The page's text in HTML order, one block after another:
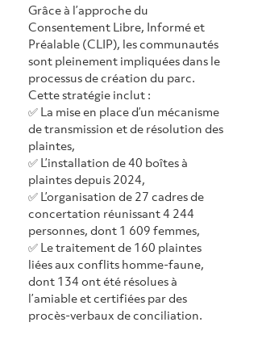
Grâce à l’approche du
Consentement Libre, Informé et
Préalable (CLIP), les communautés
sont pleinement impliquées dans le
processus de création du parc.
Cette stratégie inclut :
✅ La mise en place d’un mécanisme
de transmission et de résolution des
plaintes,
✅ L’installation de 40 boîtes à
plaintes depuis 2024,
✅ L’organisation de 27 cadres de
concertation réunissant 4 244
personnes, dont 1 609 femmes,
✅ Le traitement de 160 plaintes
liées aux conflits homme-faune,
dont 134 ont été résolues à
l’amiable et certifiées par des
procès-verbaux de conciliation.